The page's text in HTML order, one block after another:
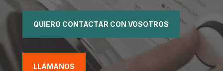
QUIERO CONTACTAR CON VOSOTROS
LLÁMANOS